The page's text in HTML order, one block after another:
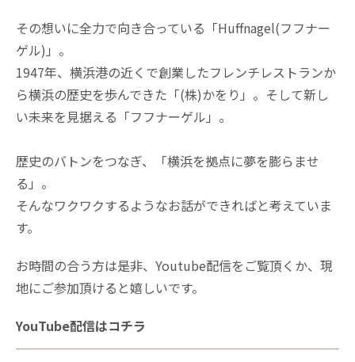
その想いに全力で向き合っている「Huffnagel(フフナー
ゲル)」。
1947年、横浜港の近くで創業したフレンチレストランか
ら横浜の歴史を歩んできた「(株)かをり」。そして新し
い未来を見据える「フフナーゲル」。
歴史のバトンをつなぎ、「横浜を拠点に夢を膨らませ
る」。
そんなワクワクするようなお話ができればと考えていま
す。
お時間の合う方は是非、Youtube配信をご覧頂くか、現
地にご参加頂けると嬉しいです。
YouTube配信はコチラ